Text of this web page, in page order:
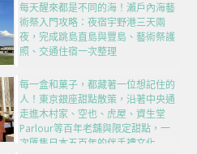
每天醒來都是不同的海！瀨戶內海藝
術祭入門攻略：夜宿宇野港三天兩
夜，完成跳島直島與豐島、藝術祭護
照、交通住宿一次整理
每一盒和菓子，都藏著一位想記住的
人！東京銀座甜點散策，沿著中央通
走進木村家、空也、虎屋、資生堂
Parlour等百年老舖與限定甜點，一
次匯集日本五百年的伴手禮文化